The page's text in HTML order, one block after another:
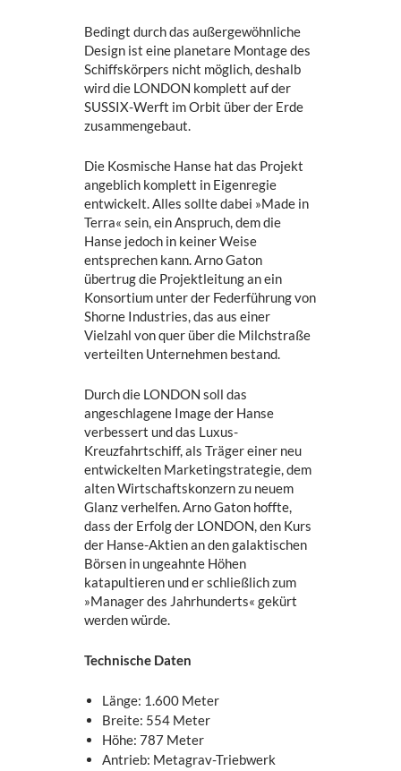
Bedingt durch das außergewöhnliche
Design ist eine planetare Montage des
Schiffskörpers nicht möglich, deshalb
wird die LONDON komplett auf der
SUSSIX-Werft im Orbit über der Erde
zusammengebaut.
Die Kosmische Hanse hat das Projekt
angeblich komplett in Eigenregie
entwickelt. Alles sollte dabei »Made in
Terra« sein, ein Anspruch, dem die
Hanse jedoch in keiner Weise
entsprechen kann. Arno Gaton
übertrug die Projektleitung an ein
Konsortium unter der Federführung von
Shorne Industries, das aus einer
Vielzahl von quer über die Milchstraße
verteilten Unternehmen bestand.
Durch die LONDON soll das
angeschlagene Image der Hanse
verbessert und das Luxus-
Kreuzfahrtschiff, als Träger einer neu
entwickelten Marketingstrategie, dem
alten Wirtschaftskonzern zu neuem
Glanz verhelfen. Arno Gaton hoffte,
dass der Erfolg der LONDON, den Kurs
der Hanse-Aktien an den galaktischen
Börsen in ungeahnte Höhen
katapultieren und er schließlich zum
»Manager des Jahrhunderts« gekürt
werden würde.
Technische Daten
Länge: 1.600 Meter
Breite: 554 Meter
Höhe: 787 Meter
Antrieb: Metagrav-Triebwerk